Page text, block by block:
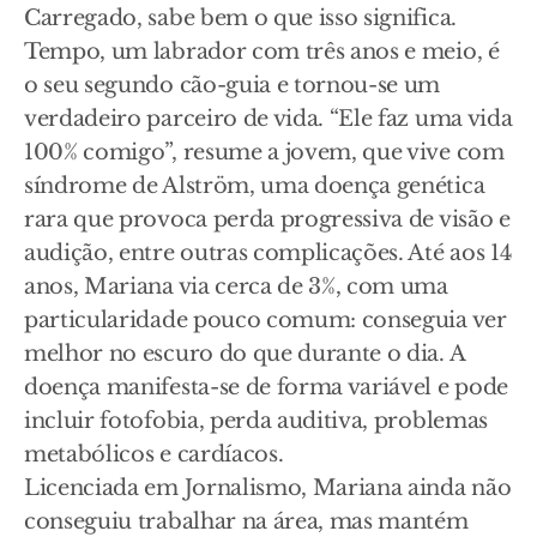
Carregado, sabe bem o que isso significa.
Tempo, um labrador com três anos e meio, é
o seu segundo cão-guia e tornou-se um
verdadeiro parceiro de vida. “Ele faz uma vida
100% comigo”, resume a jovem, que vive com
síndrome de Alström, uma doença genética
rara que provoca perda progressiva de visão e
audição, entre outras complicações. Até aos 14
anos, Mariana via cerca de 3%, com uma
particularidade pouco comum: conseguia ver
melhor no escuro do que durante o dia. A
doença manifesta-se de forma variável e pode
incluir fotofobia, perda auditiva, problemas
metabólicos e cardíacos.
Licenciada em Jornalismo, Mariana ainda não
conseguiu trabalhar na área, mas mantém